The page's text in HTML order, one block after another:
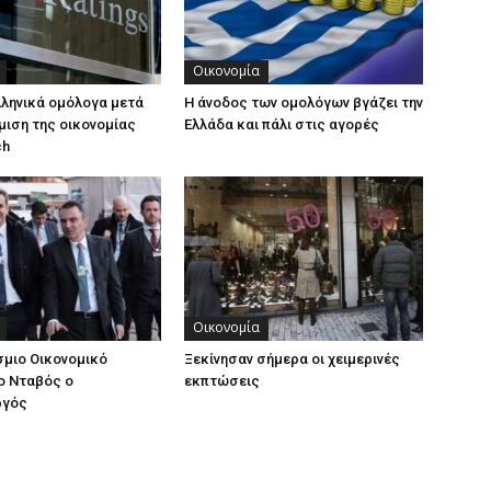
ομόλογα μετά
της οικονομίας
Οικονομία
Η άνοδος των ομολόγων βγάζει την
Ελλάδα και πάλι στις αγορές
Οικονομικό
Νταβός ο
Οικονομία
Ξεκίνησαν σήμερα οι χειμερινές
εκπτώσεις